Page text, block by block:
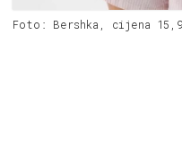
Foto: Bershka, cijena